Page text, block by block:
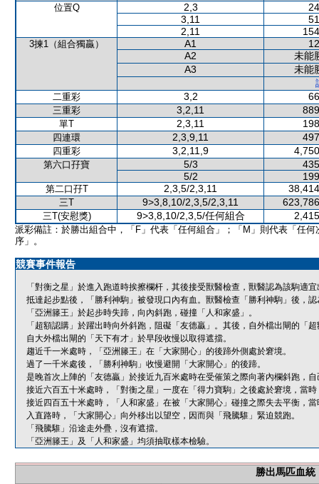
位置Q 2,3
3,11
2,11
3揀1（組合獨贏） A1
A2
未能
A3
未能
二重彩
3,2
三重彩 3,2,11
單T 2,3,11
四連環 2,3,9,11
四重彩 3,2,11,9
第六口孖寶 5/3
5/2
第二口孖T 2,3,5/2,3,11
三T 9>3,8,10/2,3,5/2,3,11
三T(安慰獎) 9>3,8,10/2,3,5/任何組合
派彩備註：於勝出組合中，「F」代表「任何組合」；「M」則代表「任何
序」。
競賽事件報告
「對衡之星」於進入跑道時挨擦欄杆，其後接受獸醫檢查，獸醫認為該駒適
抵達起步點後，「勝利神駒」被發現口內有血。獸醫檢查「勝利神駒」後，
「亞洲籐王」於起步時失蹄，向內斜跑，碰撞「人和家盛」。
「超額認購」於躍出時向外斜跑，阻礙「友德贏」。其後，自外檔出閘的「
自大外檔出閘的「天下有才」於早段收慢以取得遮擋。
趨近千一米處時，「亞洲籐王」在「大家開心」的後蹄外側處於窘境。
過了一千米處後，「勝利神駒」收慢避開「大家開心」的後蹄。
是晚首次上陣的「友德贏」於接近九百米處時在受催策之際向著內欄斜跑，
接近六百五十米處時，「對衡之星」一度在「得力寶駒」之後處於窘境，當
接近四百五十米處時，「人和家盛」在被「大家開心」碰撞之際失去平衡，
入直路時，「大家開心」向外移出以望空，因而與「飛騰騅」緊迫競跑。
「飛騰騅」沿途走外疊，沒有遮擋。
「亞洲籐王」及「人和家盛」均須抽取樣本檢驗。
勝出馬匹血統